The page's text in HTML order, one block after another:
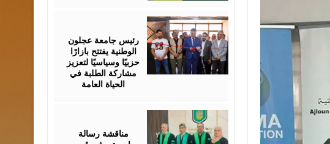
رئيس جامعة عجلون
الوطنية يفتتح بازارًا
حزبيًا وسياسيًا لتعزيز
مشاركة الطلبة في
الحياة العامة
مناقشة رسالة